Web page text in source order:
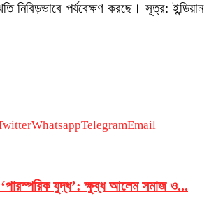
নিবিড়ভাবে পর্যবেক্ষণ করছে। সূত্র: ইন্ডিয়ান
WhatsappTelegramEmail
যুদ্ধ’: ক্ষুব্ধ আলেম সমাজ ও...